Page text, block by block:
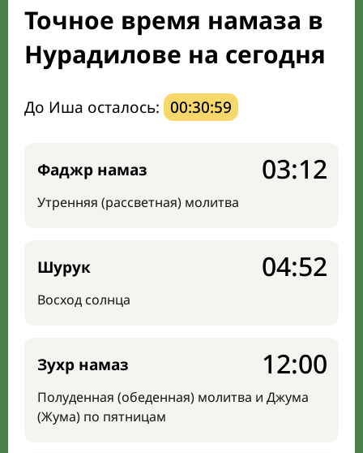
Направление киблы
Точное время намаза в
Нурадилове на сегодня
До Иша осталось: 00:30:58
Фаджр намаз
Утренняя (рассветная) молитва
03:12
Шурук
Восход солнца
04:52
Зухр намаз
Полуденная (обеденная) молитва и Джума
(Жума) по пятницам
12:00